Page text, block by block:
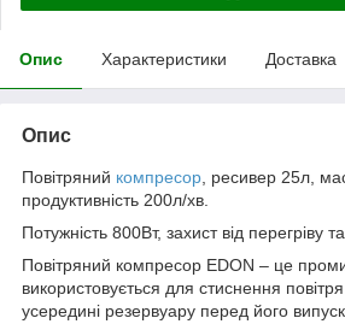
Опис Характеристики Доставка
Опис
Повітряний компресор , ресивер 25л,
продуктивність 200л/хв.
Потужність 800Вт, захист від перегріву
Повітряний компресор EDON – це
використовується для стиснення
усередині резервуару перед його